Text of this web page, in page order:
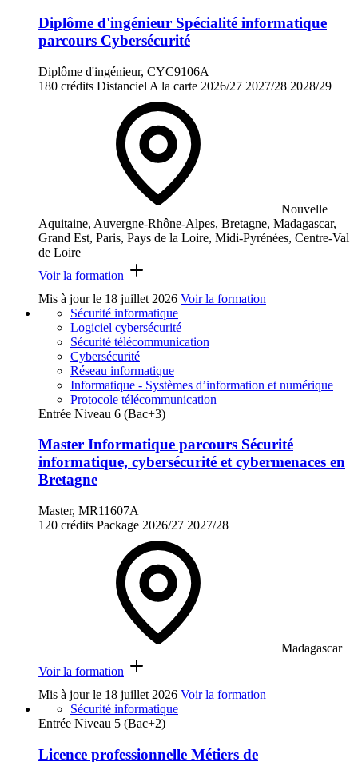
Diplôme d'ingénieur Spécialité informatique
parcours Cybersécurité
Diplôme d'ingénieur, CYC9106A
180 crédits Distanciel A la carte 2026/27 2027/28 2028/29
Nouvelle
Aquitaine, Auvergne-Rhône-Alpes, Bretagne, Madagascar,
Grand Est, Paris, Pays de la Loire, Midi-Pyrénées, Centre-Val
de Loire
Voir la formation
Mis à jour le 18 juillet 2026 Voir la formation
Sécurité informatique
Logiciel cybersécurité
Sécurité télécommunication
Cybersécurité
Réseau informatique
Informatique - Systèmes d’information et numérique
Protocole télécommunication
Entrée Niveau 6 (Bac+3)
Master Informatique parcours Sécurité
informatique, cybersécurité et cybermenaces en
Bretagne
Master, MR11607A
120 crédits Package 2026/27 2027/28
Madagascar
Voir la formation
Mis à jour le 18 juillet 2026 Voir la formation
Sécurité informatique
Entrée Niveau 5 (Bac+2)
Licence professionnelle Métiers de